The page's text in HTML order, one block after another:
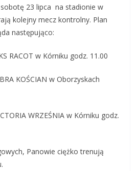
23 lipca na stadionie w
kolejny mecz kontrolny. Plan
następująco:
RACOT w Kórniku godz. 11.00
KOŚCIAN w Oborzyskach
WRZEŚNIA w Kórniku godz.
Panowie ciężko trenują